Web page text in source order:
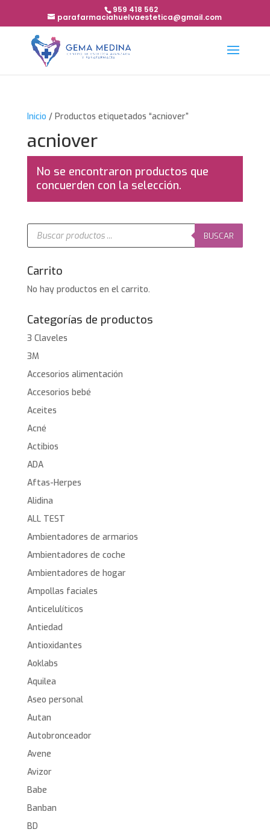
959 418 562
parafarmaciahuelvaestetica@gmail.com
Inicio / Productos etiquetados “acniover”
acniover
No se encontraron productos que
concuerden con la selección.
Búsqueda
productos
BUSCAR
Carrito
No hay productos en el carrito.
Categorías de productos
3 Claveles
3M
Accesorios alimentación
Accesorios bebé
Aceites
Acné
Actibios
ADA
Aftas-Herpes
Alidina
ALL TEST
Ambientadores de armarios
Ambientadores de coche
Ambientadores de hogar
Ampollas faciales
Anticelulíticos
Antiedad
Antioxidantes
Aoklabs
Aquilea
Aseo personal
Autan
Autobronceador
Avene
Avizor
Babe
Banban
BD